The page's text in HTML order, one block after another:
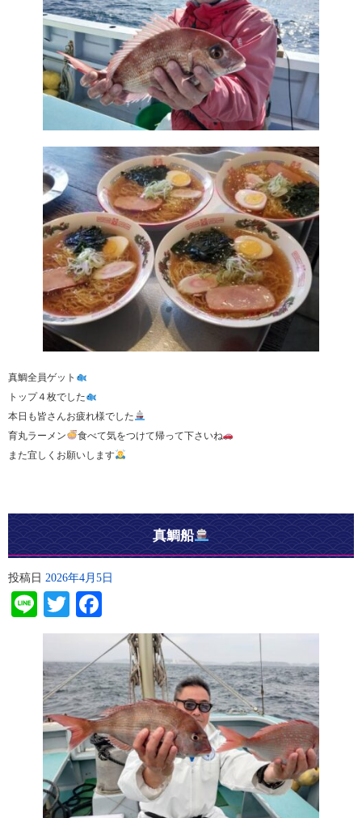
真鯛全員ゲット
トップ４枚でした
本日も皆さんお疲れ様でした
育丸ラーメン
食べて気をつけて帰って下さいね
また宜しくお願いします
真鯛船
投稿日 2026年4月5日
LineTwitter